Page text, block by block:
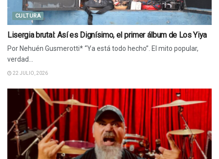
CULTURA
Lisergia brutal: Así es Dignísimo, el primer álbum de Los Yiya
Por Nehuén Gusmerotti* “Ya está todo hecho”. El mito popular,
verdad...
22 JULIO, 2026